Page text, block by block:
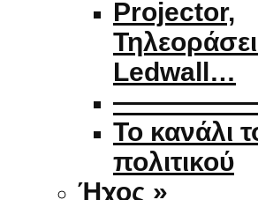
Projector,
Ledwall…
Το κανάλι
πολιτικού
Ήχος »